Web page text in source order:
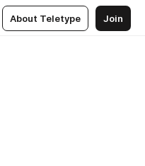
About Teletype Join